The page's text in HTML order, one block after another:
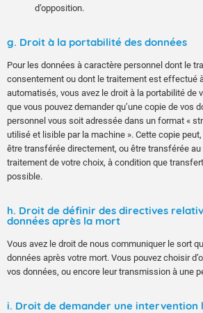
d’opposition.
g. Droit à la portabilité des données
Pour les données à caractère personnel dont le
consentement ou dont le traitement est effectué
automatisés, vous avez le droit à la portabilité de
que vous pouvez demander qu’une copie de vos
personnel vous soit adressée dans un format «
utilisé et lisible par la machine ». Cette copie
être transférée directement, ou être transférée
traitement de votre choix, à condition que
possible.
h. Droit de définir des directives
données après la mort
Vous avez le droit de nous communiquer le sort
données après votre mort. Vous pouvez choisir
vos données, ou encore leur transmission à une
i. Droit de demander une intervention